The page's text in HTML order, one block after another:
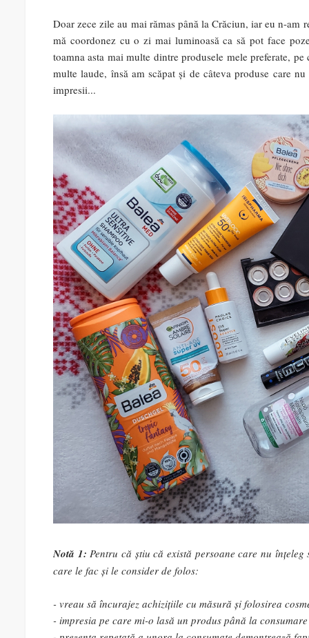
Doar zece zile au mai rămas până la Crăciun, iar eu n-am
mă coordonez cu o zi mai luminoasă ca să pot face
toamna asta mai multe dintre produsele mele preferate,
multe laude, însă am scăpat și de câteva produse care
impresii...
Notă 1: Pentru că știu că există persoane care nu
care le fac și le consider de folos:
- vreau să încurajez achizițiile cu măsură și folosirea
- impresia pe care mi-o lasă un produs până la